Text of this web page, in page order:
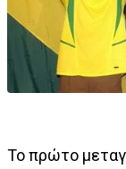
Το πρώτο